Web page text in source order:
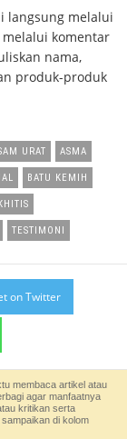
langsung melalui
komentar
nama,
produk-produk
URAT ASMA
BATU KEMIH
TESTIMONI
on Twitter
membaca artikel atau
agar manfaatnya
kritikan serta
di kolom